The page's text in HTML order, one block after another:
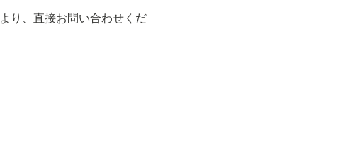
り、直接お問い合わせくだ